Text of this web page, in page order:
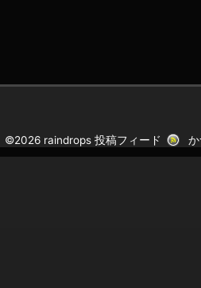
©2026 raindrops投稿フィード